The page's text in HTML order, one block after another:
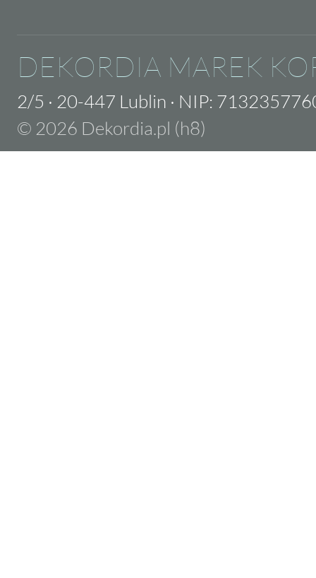
DEKORDIA MAREK
2/5 · 20-447 Lublin · NIP:
© 2026 Dekordia.pl (h8)